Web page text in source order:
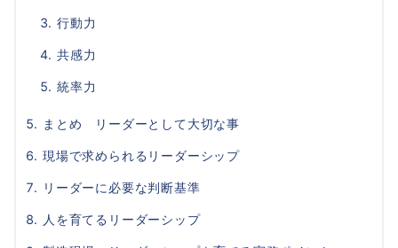
行動力
共感力
統率力
まとめ リーダーとして大切な事
現場で求められるリーダーシップ
リーダーに必要な判断基準
人を育てるリーダーシップ